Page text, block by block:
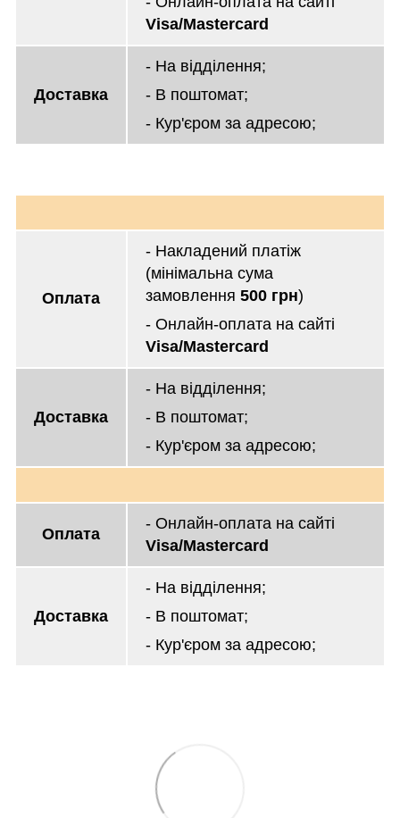
Visa/Mastercard
Доставка
- На відділення;
- В поштомат;
- Кур'єром за адресою;
Оплата
- Накладений платіж
(мінімальна сума
замовлення 500 грн)
- Онлайн-оплата на сайті
Visa/Mastercard
Доставка
- На відділення;
- В поштомат;
- Кур'єром за адресою;
Оплата
- Онлайн-оплата на сайті
Visa/Mastercard
Доставка
- На відділення;
- В поштомат;
- Кур'єром за адресою;